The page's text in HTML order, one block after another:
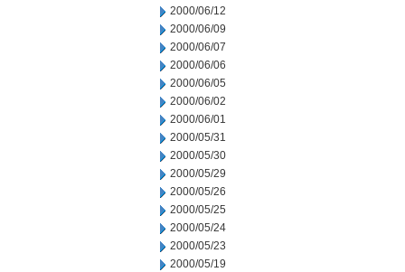
2000/06/12
2000/06/09
2000/06/07
2000/06/06
2000/06/05
2000/06/02
2000/06/01
2000/05/31
2000/05/30
2000/05/29
2000/05/26
2000/05/25
2000/05/24
2000/05/23
2000/05/19